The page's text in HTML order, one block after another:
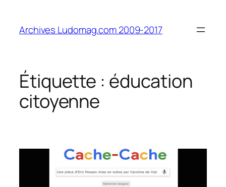
contenu
Archives Ludomag.com 2009-2017
Étiquette : éducation
citoyenne